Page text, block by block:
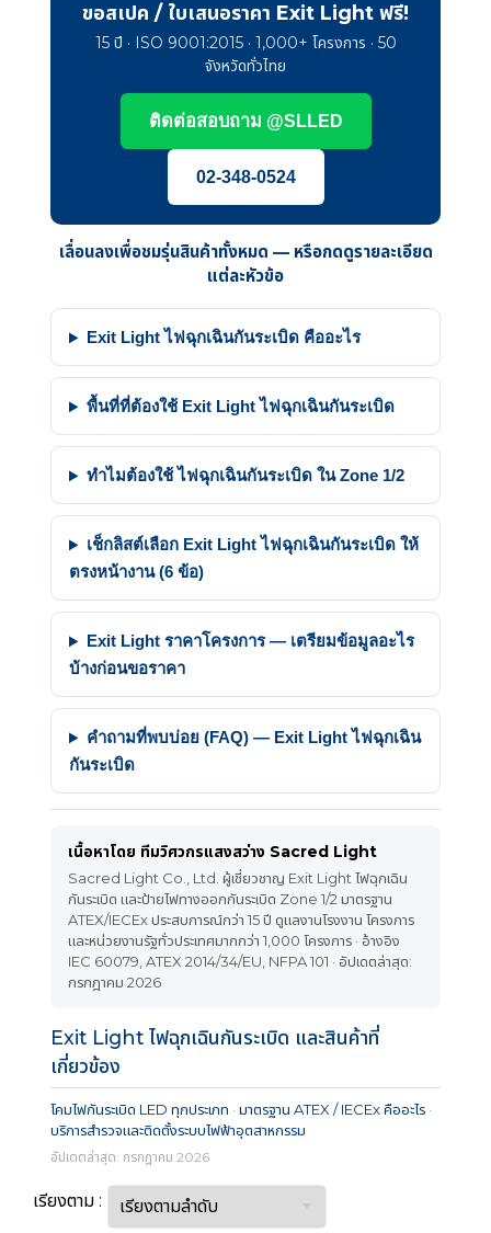
ขอสเปค / ใบเสนอราคา Exit Light ฟรี!
15 ปี · ISO 9001:2015 · 1,000+ โครงการ · 50
จังหวัดทั่วไทย
ติดต่อสอบถาม @SLLED
02-348-0524
เลื่อนลงเพื่อชมรุ่นสินค้าทั้งหมด — หรือกดดูรายละเอียด
แต่ละหัวข้อ
Exit Light ไฟฉุกเฉินกันระเบิด คืออะไร
พื้นที่ที่ต้องใช้ Exit Light ไฟฉุกเฉินกันระเบิด
ทำไมต้องใช้ ไฟฉุกเฉินกันระเบิด ใน Zone 1/2
เช็กลิสต์เลือก Exit Light ไฟฉุกเฉินกันระเบิด ให้
ตรงหน้างาน (6 ข้อ)
Exit Light ราคาโครงการ — เตรียมข้อมูลอะไร
บ้างก่อนขอราคา
คำถามที่พบบ่อย (FAQ) — Exit Light ไฟฉุกเฉิน
กันระเบิด
เนื้อหาโดย ทีมวิศวกรแสงสว่าง Sacred Light
Sacred Light Co., Ltd. ผู้เชี่ยวชาญ Exit Light ไฟฉุกเฉิน
กันระเบิด และป้ายไฟทางออกกันระเบิด Zone 1/2 มาตรฐาน
ATEX/IECEx ประสบการณ์กว่า 15 ปี ดูแลงานโรงงาน โครงการ
และหน่วยงานรัฐทั่วประเทศมากกว่า 1,000 โครงการ · อ้างอิง
IEC 60079, ATEX 2014/34/EU, NFPA 101 · อัปเดตล่าสุด:
กรกฎาคม 2026
Exit Light ไฟฉุกเฉินกันระเบิด และสินค้าที่
เกี่ยวข้อง
โคมไฟกันระเบิด LED ทุกประเภท · มาตรฐาน ATEX / IECEx คืออะไร ·
บริการสำรวจและติดตั้งระบบไฟฟ้าอุตสาหกรรม
อัปเดตล่าสุด: กรกฎาคม 2026
เรียงตาม :